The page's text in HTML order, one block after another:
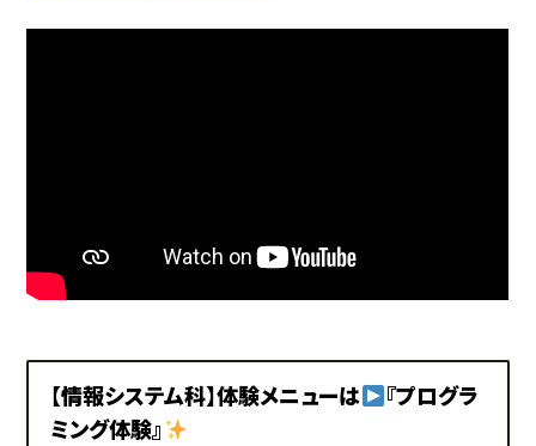
【情報システム科】体験メニューは
『プログラ
ミング体験』